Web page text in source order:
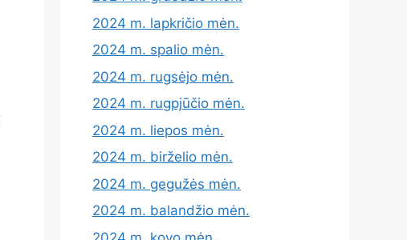
2024 m. lapkričio mėn.
2024 m. spalio mėn.
2024 m. rugsėjo mėn.
2024 m. rugpjūčio mėn.
2024 m. liepos mėn.
2024 m. birželio mėn.
2024 m. gegužės mėn.
2024 m. balandžio mėn.